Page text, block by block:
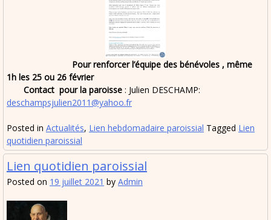
Pour renforcer l’équipe des bénévoles , même
1h les 25 ou 26 février
Contact pour la paroisse : Julien DESCHAMP:
deschampsjulien2011@yahoo.fr
Posted in Actualités, Lien hebdomadaire paroissial Tagged Lien
quotidien paroissial
Lien quotidien paroissial
Posted on 19 juillet 2021 by Admin